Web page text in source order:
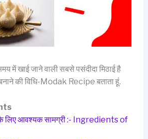
में खाई जाने वाली सबसे पसंदीदा मिठाई है
की विधि-Modak Recipe बताता हूं.
लिए आवश्यक सामग्री :- Ingredients of